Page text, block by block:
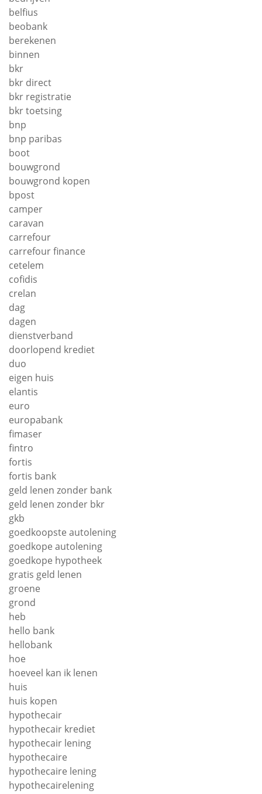
belfius
beobank
berekenen
binnen
bkr
bkr direct
bkr registratie
bkr toetsing
bnp
bnp paribas
boot
bouwgrond
bouwgrond kopen
bpost
camper
caravan
carrefour
carrefour finance
cetelem
cofidis
crelan
dag
dagen
dienstverband
doorlopend krediet
duo
eigen huis
elantis
euro
europabank
fimaser
fintro
fortis
fortis bank
geld lenen zonder bank
geld lenen zonder bkr
gkb
goedkoopste autolening
goedkope autolening
goedkope hypotheek
gratis geld lenen
groene
grond
heb
hello bank
hellobank
hoe
hoeveel kan ik lenen
huis
huis kopen
hypothecair
hypothecair krediet
hypothecair lening
hypothecaire
hypothecaire lening
hypothecairelening